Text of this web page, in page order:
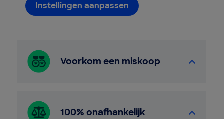
Instellingen aanpassen
Voorkom een miskoop
100% onafhankelijk